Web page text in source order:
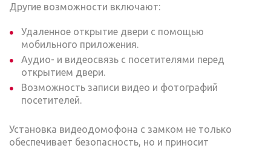
Другие возможности включают:
Удаленное открытие двери с помощью
мобильного приложения.
Аудио- и видеосвязь с посетителями перед
открытием двери.
Возможность записи видео и фотографий
посетителей.
Установка видеодомофона с замком не только
обеспечивает безопасность, но и приносит